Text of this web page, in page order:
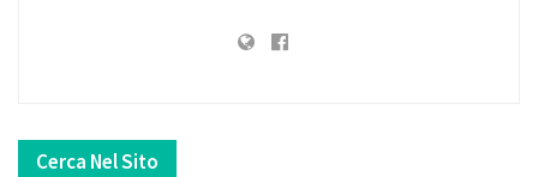
Cerca Nel Sito